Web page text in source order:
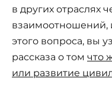
в других отраслях
взаимоотношений,
этого вопроса, вы
рассказа о том что
или развитие